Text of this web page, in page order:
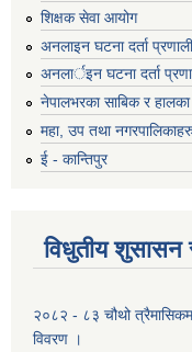
शिक्षक सेवा आयोग
अनलाइन घटना दर्ता
अनलार्इन घटना दर्ता
नेपालभरका साबिक र
महा, उप तथा
ई - कान्तिपुर
विधुतीय शुसासन
२०८२ - ८३ चौथो त्रैमासिकमा
विवरण ।